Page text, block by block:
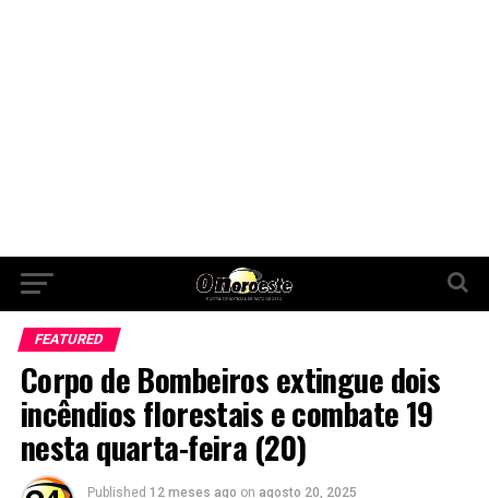
FEATURED
Corpo de Bombeiros extingue dois
incêndios florestais e combate 19
nesta quarta-feira (20)
Published 12 meses ago on agosto 20, 2025